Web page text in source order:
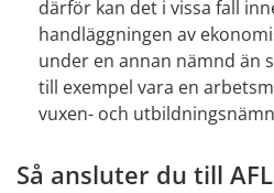
därför kan det i vissa fall
handläggningen av
under en annan nämnd än
till exempel vara en
vuxen- och
Så ansluter du till